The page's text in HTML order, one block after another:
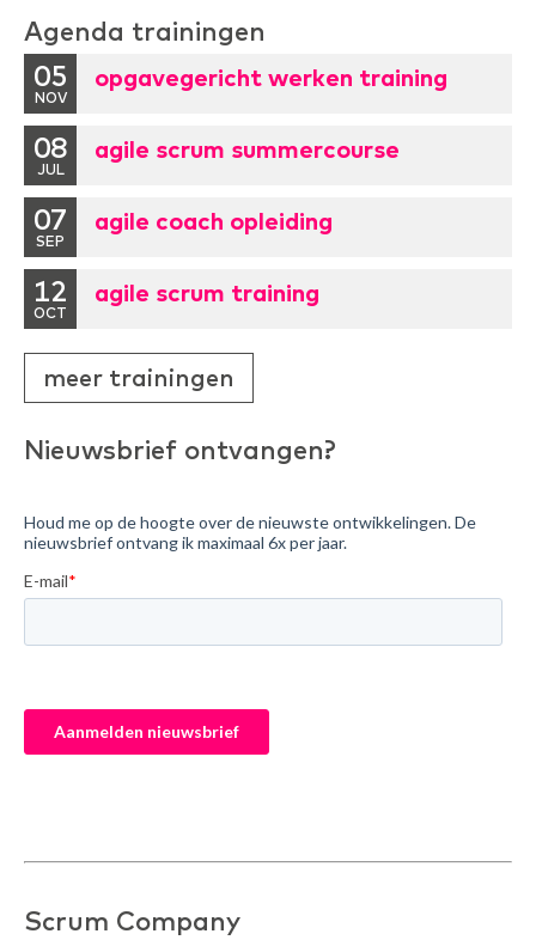
Agenda trainingen
05
NOV
opgavegericht werken training
08
JUL
agile scrum summercourse
07
SEP
agile coach opleiding
12
OCT
agile scrum training
meer trainingen
Nieuwsbrief ontvangen?
Scrum Company